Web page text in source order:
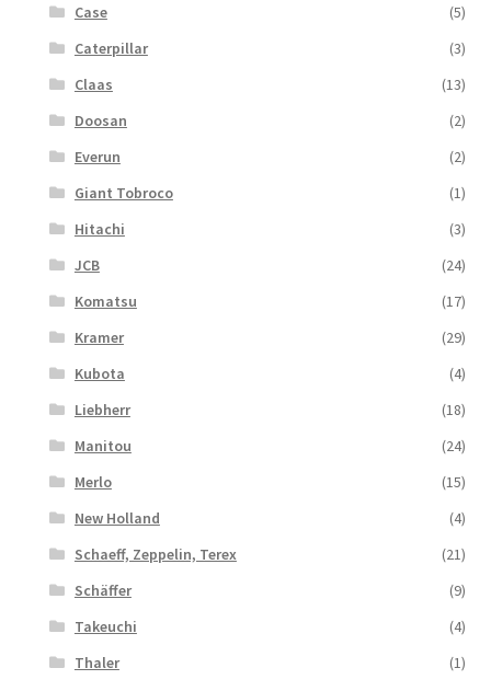
Case
(5)
Caterpillar
(3)
Claas
(13)
Doosan
(2)
Everun
(2)
Giant Tobroco
(1)
Hitachi
(3)
JCB
(24)
Komatsu
(17)
Kramer
(29)
Kubota
(4)
Liebherr
(18)
Manitou
(24)
Merlo
(15)
New Holland
(4)
Schaeff, Zeppelin, Terex
(21)
Schäffer
(9)
Takeuchi
(4)
Thaler
(1)